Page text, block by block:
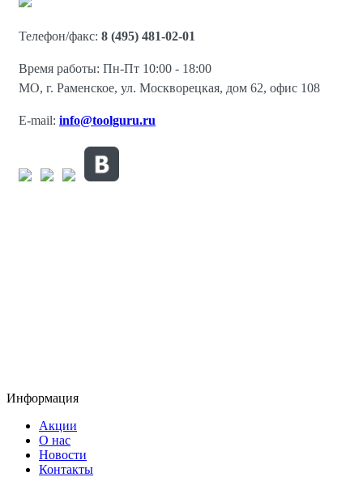
Телефон/факс: 8 (495) 481-02-01
Время работы: Пн-Пт 10:00 - 18:00
МО, г. Раменское, ул. Москворецкая, дом 62, офис 108
E-mail: info@toolguru.ru
Информация
Акции
О нас
Новости
Контакты